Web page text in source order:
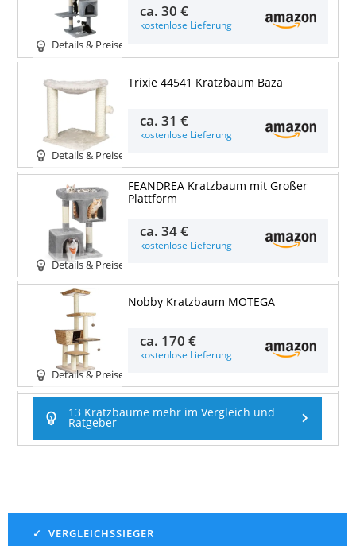
Details & Preise
ca.30 €
kostenlose Lieferung
Details & Preise
Trixie 44541 Kratzbaum Baza
ca.31 €
kostenlose Lieferung
Details & Preise
FEANDREA Kratzbaum mit Großer
Plattform
ca.34 €
kostenlose Lieferung
Details & Preise
Nobby Kratzbaum MOTEGA
ca. 170 €
kostenlose Lieferung
13 Kratzbäume mehr im Vergleich und
Ratgeber